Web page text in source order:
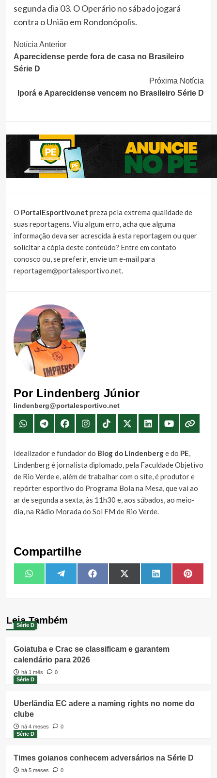
segunda dia 03. O Operário no sábado jogará
contra o União em Rondonópolis.
Continue
Lendo
Notícia Anterior
Aparecidense perde fora de casa no Brasileiro
Série D
Próxima Notícia
Iporá e Aparecidense vencem no Brasileiro Série D
O PortalEsportivo.net preza pela extrema qualidade de
suas reportagens. Viu algum erro, acha que alguma
informação deva ser acrescida à esta reportagem ou quer
solicitar a cópia deste conteúdo? Entre em contato
conosco ou, se preferir, envie um e-mail para
reportagem@portalesportivo.net.
Por Lindenberg Júnior
lindenberg@portalesportivo.net
Idealizador e fundador do Blog do Lindenberge do PE,
Lindenberg é jornalista diplomado, pela Faculdade Objetivo
de Rio Verde e, além de trabalhar com o site, é produtor e
repórter esportivo do Programa Bola na Mesa, que vai ao
ar de segunda a sexta, às 11h30 e, aos sábados, ao meio-
dia, na Rádio Morada do Sol FM de Rio Verde.
Compartilhe
Share
on
WhatsAppShare
on
TelegramShare
on
FacebookShare
on
X
(Twitter)
Share
on
LinkedIn Share
on
Leia Também
Série D
Goiatuba e Crac se classificam e garantem
calendário para 2026
há 1 mês
0
Série D
Uberlândia EC adere a naming rights no nome do
clube
há 4 meses
0
Série D
Times goianos conhecem adversários na Série D
há 5 meses 0